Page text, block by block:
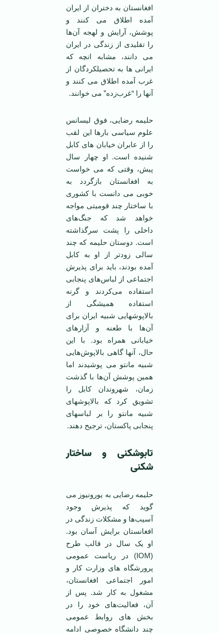
افغانستان به دختران از ایران
آمده اطلاق می کنند و
پوشش، آرایش و لهجه آن‌ها
را تقلیدی از زندگی در ایران
می دانند، مشابه انچه که
ایرانی ها به تحصیلکردگان از
غرب آمده اطلاق می کنند و
آنها را “غرب‌زده” می خوانند.
حلیمه رضایی، فوق لیسانس
علوم سیاسی بارها این لقب
را از عابران خیابان های کابل
شنیده است. او چهار سال
پیش، وقتی که می خواست
به افغانستان بازگردد به
خوبی می دانست با کشوری
با ساختار چند قومیتی مواجه
خواهد شد که جنگ‌های
داخلی را پشت سرگذاشته
است. دوستان حلیمه که چند
سالی زودتر از او به کابل
آمده بودند، باید برای پذیرش
اجتماعی از لباس‌های پنجابی
استفاده می‌کردند و گرنه
استفاده همیشگی از
بالاپوشهایی شبیه ایران برای
آن‌ها با طعنه و آزارهای
خیابانی همراه بود. با این
حال، آنها گاهی بالاپوش‌هایی
شبیه مانتو می پوشیدند اما
همین پوشش آن‌ها با گذشت
زمان، شهروندان کابل را
تشویق کرد که بالاپوشهای
شبیه مانتو را بر لباسهای
پنجابی پاکستان، ترجیح دهند.
تابوشکنی و ساختار
شکنی
حلیمه رضایی به یورونیوز می
گوید که پذیرش وجود
آسیب‌ها و مشکلات زندگی در
افغانستان برایش آسان بود.
او یک‌ سال در قالب طرح
(IOM) در ریاست عمومی
پرورشگاه های وزارت کار و
امور اجتماعی افغانستان،
مشغول به کار شد. پس از
آن، فعالیت‌های خود را در
بخش های روابط عمومی
چند دانشگاه خصوصی ادامه